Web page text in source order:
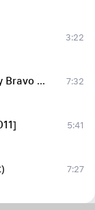
3:22
Melody Comes To The World (Johny Bravo Mashup / Edit) (One Of Lasting Recording Mixes Of Genium Of Uplifting Trance Music ANDY BLUEMAN)
7:32
5:41
7:27